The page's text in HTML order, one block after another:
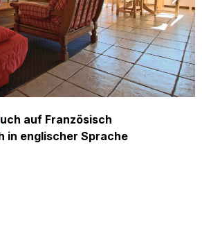
auf Französisch
in englischer Sprache